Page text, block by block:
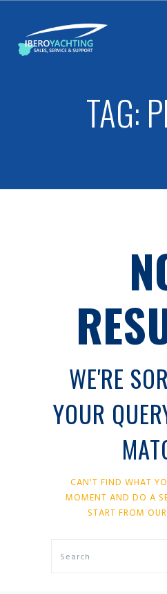
TAG:
WE'RE
YOUR
CAN'T FIND WHAT
MOMENT AND DO A
START FROM